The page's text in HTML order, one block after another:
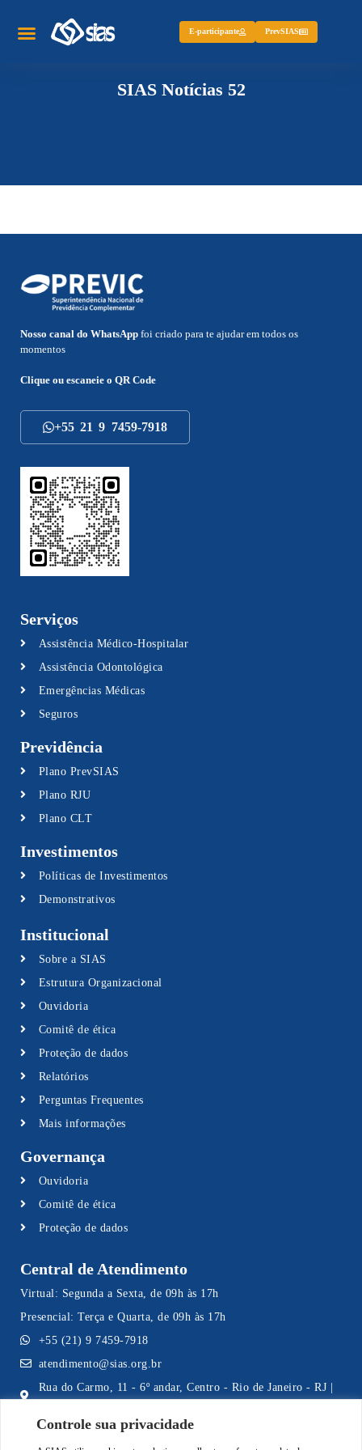
Controle sua privacidade
E-participante PrevSIAS
SIAS Notícias 52
Nosso canal do WhatsApp foi criado para te ajudar em todos os
momentos
Clique ou escaneie o QR Code
+55 21 9 7459-7918
Serviços
Assistência Médico-Hospitalar
Assistência Odontológica
Emergências Médicas
Seguros
Previdência
Plano PrevSIAS
Plano RJU
Plano CLT
Investimentos
Políticas de Investimentos
Demonstrativos
Institucional
Sobre a SIAS
Estrutura Organizacional
Ouvidoria
Comitê de ética
Proteção de dados
Relatórios
Perguntas Frequentes
Mais informações
Governança
Ouvidoria
Comitê de ética
Proteção de dados
Central de Atendimento
Virtual: Segunda a Sexta, de 09h às 17h
Presencial: Terça e Quarta, de 09h às 17h
+55 (21) 9 7459-7918
atendimento@sias.org.br
Rua do Carmo, 11 - 6º andar, Centro - Rio de Janeiro - RJ |